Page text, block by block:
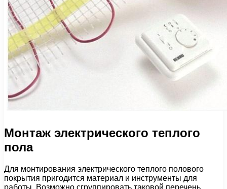
Монтаж электрического теплого
пола
Для монтирования электрического теплого полового
покрытия пригодится материал и инструменты для
работы. Возможно сгруппировать таковой перечень